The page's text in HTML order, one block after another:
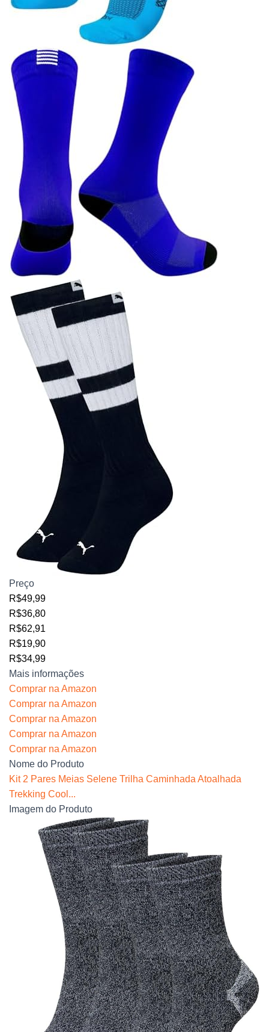
Preço
R$49,99
R$36,80
R$62,91
R$19,90
R$34,99
Mais informações
Comprar na Amazon
Comprar na Amazon
Comprar na Amazon
Comprar na Amazon
Comprar na Amazon
Nome do Produto
Kit 2 Pares Meias Selene Trilha Caminhada Atoalhada
Trekking Cool...
Imagem do Produto